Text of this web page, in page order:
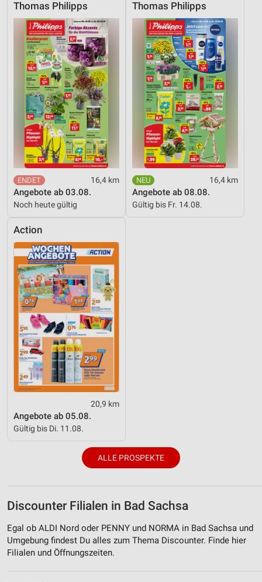
Thomas Philipps
16,4 km
Angebote ab 03.08.
Noch heute gültig
Thomas Philipps
16,4 km
Angebote ab 08.08.
Gültig bis Fr. 14.08.
Action
20,9 km
Angebote ab 05.08.
Gültig bis Di. 11.08.
ALLE PROSPEKTE
Discounter Filialen in Bad Sachsa
Egal ob ALDI Nord oder PENNY und NORMA in Bad Sachsa und
Umgebung findest Du alles zum Thema Discounter. Finde hier
Filialen und Öffnungszeiten.